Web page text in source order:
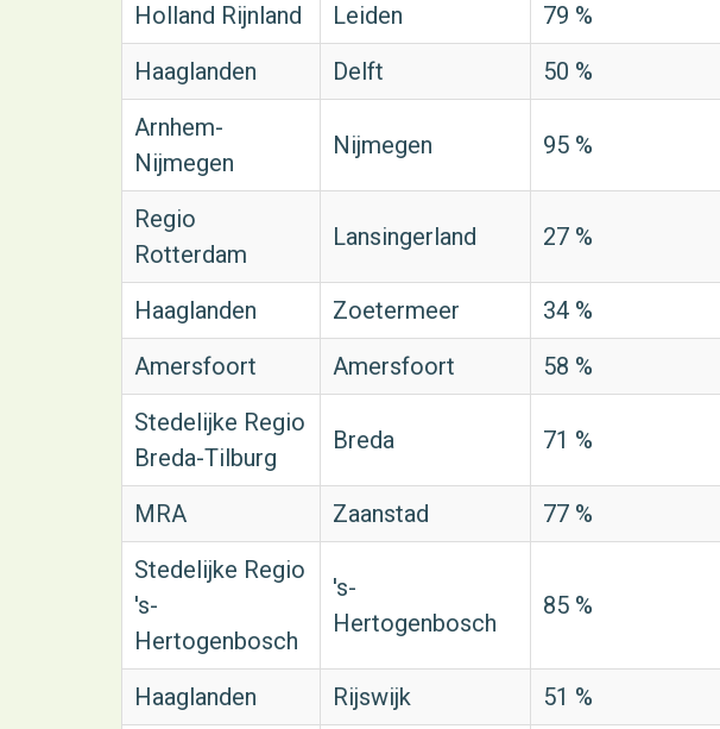
Holland Rijnland
Leiden 79 %
Haaglanden
Delft 50 %
Arnhem-
Nijmegen
Nijmegen 95 %
Regio
Rotterdam
Lansingerland 27 %
Haaglanden Zoetermeer 34 %
Amersfoort
Amersfoort 58 %
Stedelijke Regio
Breda-Tilburg
Breda 71 %
MRA Zaanstad 77 %
Stedelijke Regio
's-
Hertogenbosch
's-
Hertogenbosch
85 %
Haaglanden Rijswijk 51 %